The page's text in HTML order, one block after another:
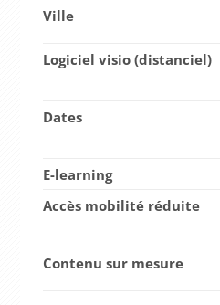
Ville
Logiciel visio (distanciel)
Dates
E-learning
Accès mobilité réduite
Contenu sur mesure